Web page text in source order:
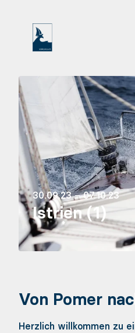
30.09.23 – 07.10.23
Istrien (1)
Von Pomer
Herzlich willkommen zu